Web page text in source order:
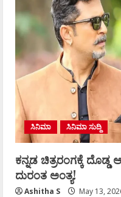
ಸಿನಿಮಾ ಸಿನಿಮಾ ಸುದ್ದಿ
ಕನ್ನಡ ಚಿತ್ರರಂಗಕ್ಕೆ
ದುರಂತ ಅಂತ್ಯ!
Ashitha S May 13,